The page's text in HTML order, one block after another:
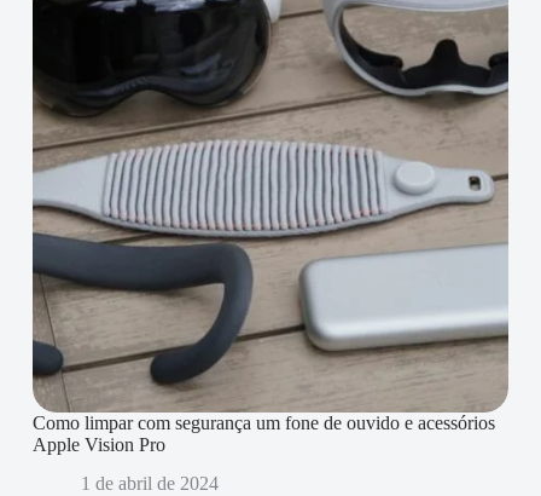
Como limpar com segurança um fone de ouvido e acessórios
Apple Vision Pro
1 de abril de 2024